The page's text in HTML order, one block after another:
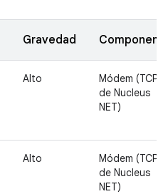
Gravedad
Alto
Módem (TCP/IP
de Nucleus
NET)
Alto
Módem (TCP/IP
de Nucleus
NET)